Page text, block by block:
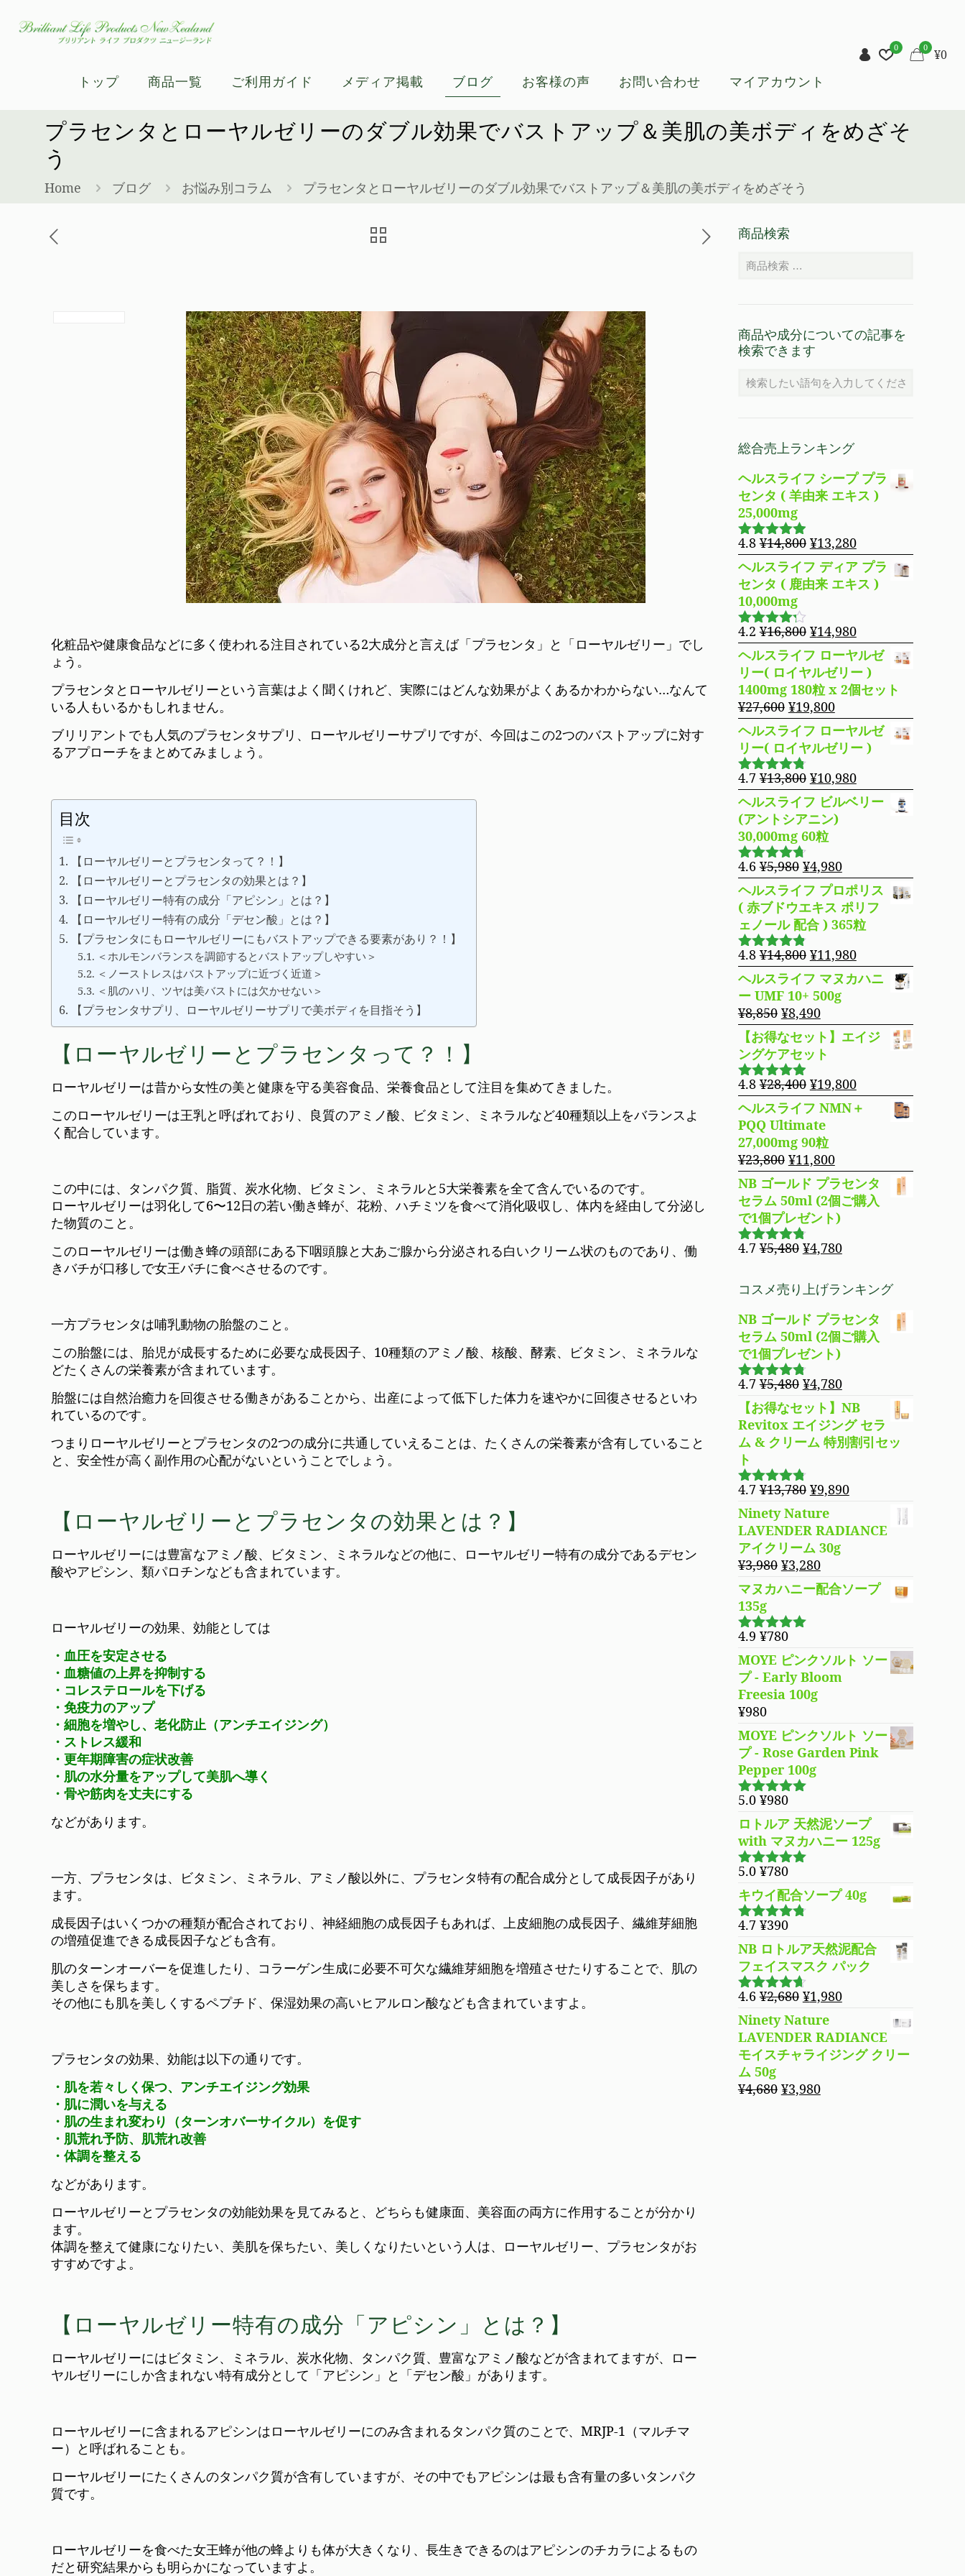
トップ 商品一覧 ご利用ガイド メディア掲載 ブログ お客様の声 お問い合わせ マイアカウント
0 0 ¥0
プラセンタとローヤルゼリーのダブル効果でバストアップ＆美肌の美ボディをめざそ
う
Home ブログ お悩み別コラム プラセンタとローヤルゼリーのダブル効果でバストアップ＆美肌の美ボディをめざそう
化粧品や健康食品などに多く使われる注目されている2大成分と言えば「プラセンタ」と「ローヤルゼリー」でし
ょう。
プラセンタとローヤルゼリーという言葉はよく聞くけれど、実際にはどんな効果がよくあるかわからない…なんて
いる人もいるかもしれません。
ブリリアントでも人気のプラセンタサプリ、ローヤルゼリーサプリですが、今回はこの2つのバストアップに対す
るアプローチをまとめてみましょう。
目次
【ローヤルゼリーとプラセンタって？！】
【ローヤルゼリーとプラセンタの効果とは？】
【ローヤルゼリー特有の成分「アピシン」とは？】
【ローヤルゼリー特有の成分「デセン酸」とは？】
【プラセンタにもローヤルゼリーにもバストアップできる要素があり？！】
＜ホルモンバランスを調節するとバストアップしやすい＞
＜ノーストレスはバストアップに近づく近道＞
＜肌のハリ、ツヤは美バストには欠かせない＞
【プラセンタサプリ、ローヤルゼリーサプリで美ボディを目指そう】
【ローヤルゼリーとプラセンタって？！】
ローヤルゼリーは昔から女性の美と健康を守る美容食品、栄養食品として注目を集めてきました。
このローヤルゼリーは王乳と呼ばれており、良質のアミノ酸、ビタミン、ミネラルなど40種類以上をバランスよ
く配合しています。
この中には、タンパク質、脂質、炭水化物、ビタミン、ミネラルと5大栄養素を全て含んでいるのです。
ローヤルゼリーは羽化して6〜12日の若い働き蜂が、花粉、ハチミツを食べて消化吸収し、体内を経由して分泌し
た物質のこと。
このローヤルゼリーは働き蜂の頭部にある下咽頭腺と大あご腺から分泌される白いクリーム状のものであり、働
きバチが口移しで女王バチに食べさせるのです。
一方プラセンタは哺乳動物の胎盤のこと。
この胎盤には、胎児が成長するために必要な成長因子、10種類のアミノ酸、核酸、酵素、ビタミン、ミネラルな
どたくさんの栄養素が含まれています。
胎盤には自然治癒力を回復させる働きがあることから、出産によって低下した体力を速やかに回復させるといわ
れているのです。
つまりローヤルゼリーとプラセンタの2つの成分に共通していえることは、たくさんの栄養素が含有していること
と、安全性が高く副作用の心配がないということでしょう。
【ローヤルゼリーとプラセンタの効果とは？】
ローヤルゼリーには豊富なアミノ酸、ビタミン、ミネラルなどの他に、ローヤルゼリー特有の成分であるデセン
酸やアピシン、類パロチンなども含まれています。
ローヤルゼリーの効果、効能としては
・血圧を安定させる
・血糖値の上昇を抑制する
・コレステロールを下げる
・免疫力のアップ
・細胞を増やし、老化防止（アンチエイジング）
・ストレス緩和
・更年期障害の症状改善
・肌の水分量をアップして美肌へ導く
・骨や筋肉を丈夫にする
などがあります。
一方、プラセンタは、ビタミン、ミネラル、アミノ酸以外に、プラセンタ特有の配合成分として成長因子があり
ます。
成長因子はいくつかの種類が配合されており、神経細胞の成長因子もあれば、上皮細胞の成長因子、繊維芽細胞
の増殖促進できる成長因子なども含有。
肌のターンオーバーを促進したり、コラーゲン生成に必要不可欠な繊維芽細胞を増殖させたりすることで、肌の
美しさを保ちます。
その他にも肌を美しくするペプチド、保湿効果の高いヒアルロン酸なども含まれていますよ。
プラセンタの効果、効能は以下の通りです。
・肌を若々しく保つ、アンチエイジング効果
・肌に潤いを与える
・肌の生まれ変わり（ターンオバーサイクル）を促す
・肌荒れ予防、肌荒れ改善
・体調を整える
などがあります。
ローヤルゼリーとプラセンタの効能効果を見てみると、どちらも健康面、美容面の両方に作用することが分かり
ます。
体調を整えて健康になりたい、美肌を保ちたい、美しくなりたいという人は、ローヤルゼリー、プラセンタがお
すすめですよ。
【ローヤルゼリー特有の成分「アピシン」とは？】
ローヤルゼリーにはビタミン、ミネラル、炭水化物、タンパク質、豊富なアミノ酸などが含まれてますが、ロー
ヤルゼリーにしか含まれない特有成分として「アピシン」と「デセン酸」があります。
ローヤルゼリーに含まれるアピシンはローヤルゼリーにのみ含まれるタンパク質のことで、MRJP-1（マルチマ
ー）と呼ばれることも。
ローヤルゼリーにたくさんのタンパク質が含有していますが、その中でもアピシンは最も含有量の多いタンパク
質です。
ローヤルゼリーを食べた女王蜂が他の蜂よりも体が大きくなり、長生きできるのはアピシンのチカラによるもの
だと研究結果からも明らかになっていますよ。
商品検索
商品や成分についての記事を
検索できます
総合売上ランキング
ヘルスライフ シープ プラ
センタ ( 羊由来 エキス )
25,000mg
5段階で
4.83 の評
価
4.8 ¥14,800 元
の
価
格
¥14,800
で
し
た。
¥13,280現
在
の
価
は
¥13,280
で
す。
ヘルスライフ ディア プラ
センタ ( 鹿由来 エキス )
10,000mg
5段階で
4.19 の評
価
4.2 ¥16,800 元
の
価
格
は
¥16,800
で
し
¥14,980現
在
の
価
格
は
¥14,980
で
ヘルスライフ ローヤルゼ
リー( ロイヤルゼリー )
1400mg 180粒 x 2個セット
¥27,600 元
の
価
格
は
¥27,600
で
し
た。
¥19,800現
在
の
価
格
は
¥19,800
で
ヘルスライフ ローヤルゼ
リー( ロイヤルゼリー )
5段階で
4.69 の評
価
4.7 ¥13,800 元
の
価
格
は
¥13,800
で
し
た。
¥10,980現
在
の
¥10,980
で
す。
ヘルスライフ ビルベリー
(アントシアニン)
30,000mg 60粒
5段階で
4.63 の評
価
4.6 ¥5,980 元
の
価
格
は
¥5,980
で
し
た。
¥4,980現
在
の
価
格
は
¥4,980
で
す。
ヘルスライフ プロポリス
( 赤ブドウエキス ポリフ
ェノール 配合 ) 365粒
5段階で
4.76 の評
価
4.8 ¥14,800 元
の
価
格
は
¥14,800
で
た。
¥11,980現
在
の
格
は
す。
ヘルスライフ マヌカハニ
ー UMF 10+ 500g
¥8,850 元
の
価
格
は
¥8,850
で
し
た。
¥8,490現
在
の
価
格
は
¥8,490
で
す。
【お得なセット】エイジ
ングケアセット
5段階で
4.83 の評
価
4.8 ¥28,400 元
の
価
格
は
¥28,400
で
し
た。
¥19,800現
在
の
は
¥19,800
で
ヘルスライフ NMN＋
PQQ Ultimate
27,000mg 90粒
¥23,800 元
の
価
格
は
¥23,800
た。
¥11,800現
在
の
価
格
は
す。
NB ゴールド プラセンタ
セラム 50ml (2個ご購入
で1個プレゼント)
5段階で
4.7 ¥5,480 元
価
格
は
¥5,480
で
し
た。
¥4,780現
の
価
格
は
す。
コスメ売り上げランキング
NB ゴールド プラセンタ
セラム 50ml (2個ご購入
で1個プレゼント)
5段階で
4.69の評
価
4.7 ¥5,480 元
価
格
は
¥5,480
で
た。
¥4,780現
在
の
価
格
¥4,780
【お得なセット】NB
Revitox エイジング セラ
ム & クリーム 特別割引セッ
ト
5段階で
4.70
の評
価
4.7 ¥13,780 元
価
格
は
¥13,780
で
¥9,890現
の
価
¥9,890
Ninety Nature
LAVENDER RADIANCE
アイクリーム 30g
¥3,980 元
の
価
格
は
¥3,980
で
し
た。
¥3,280現
在
の
¥3,280
で
マヌカハニー配合ソープ
135g
5段階で
4.94の評価
4.9 ¥780
MOYE ピンクソルト ソー
プ - Early Bloom
Freesia 100g
¥980
MOYE ピンクソルト ソー
プ - Rose Garden Pink
Pepper 100g
5段階で
5.00
の評価
5.0 ¥980
ロトルア 天然泥ソープ
with マヌカハニー 125g
5段階で
5.00の評価
5.0 ¥780
キウイ配合ソープ 40g
5段階で
4.70 の評
価
4.7 ¥390
NB ロトルア天然泥配合
フェイスマスク パック
5段階で
4.60
の評
価
4.6 ¥2,680 元
の
価
格
は
¥2,680
で
¥1,980現
の
価
格
Ninety Nature
LAVENDER RADIANCE
モイスチャライジング クリー
ム 50g
¥4,680 元
¥3,980現